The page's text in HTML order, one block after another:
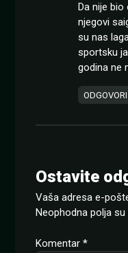
Da nije
njegovi
su nas
sportsku
godina ne
ODGOVORI
Ostavite
Vaša adresa e-
Neophodna polja
Komentar *